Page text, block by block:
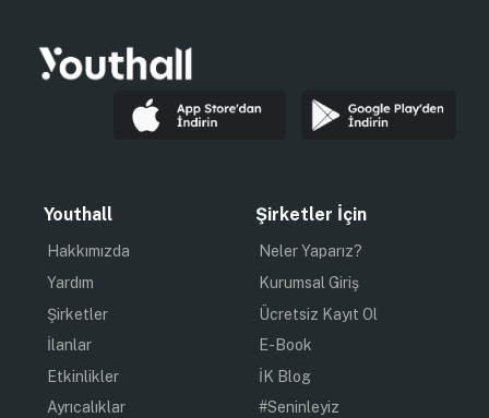
Youthall
Hakkımızda
Yardım
Şirketler
İlanlar
Etkinlikler
Ayrıcalıklar
Şirketler İçin
Neler Yaparız?
Kurumsal Giriş
Ücretsiz Kayıt Ol
E-Book
İK Blog
#Seninleyiz